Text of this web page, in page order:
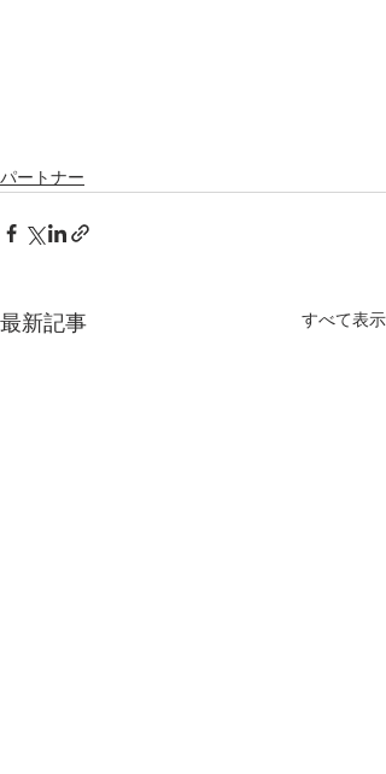
パートナー
最新記事 すべて表示